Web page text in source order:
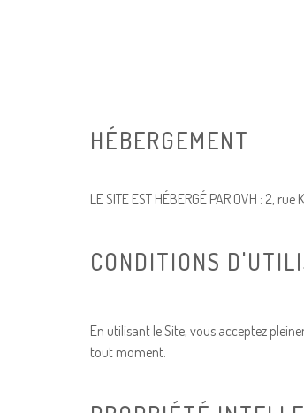
HÉBERGEMENT
LE SITE EST HÉBERGÉ PAR OVH : 2, rue
CONDITIONS
En utilisant le Site, vous acceptez
tout moment.